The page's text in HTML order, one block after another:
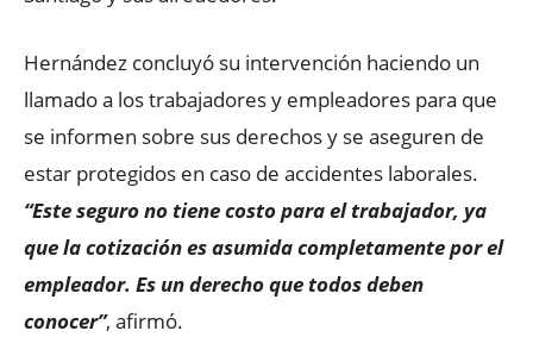
Hernández concluyó su intervención haciendo un
llamado a los trabajadores y empleadores para que
se informen sobre sus derechos y se aseguren de
estar protegidos en caso de accidentes laborales.
“Este seguro no tiene costo para el trabajador, ya
que la cotización es asumida completamente por el
empleador. Es un derecho que todos deben
conocer”, afirmó.